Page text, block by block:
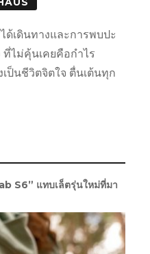
ด้เดินทางและการพบปะ
ไม่คุ้นเคยคือกำไร
ป็นชีวิตจิตใจ ตื่นเต้นทุก
S6” แทบเล็ตรุ่นใหม่ที่มา